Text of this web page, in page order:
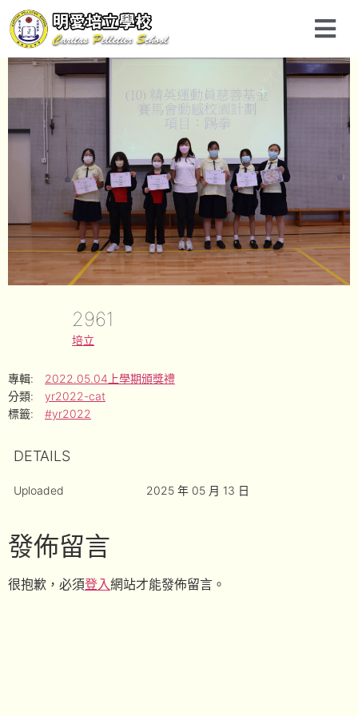
2961
培立
專輯:
2022.05.04上學期頒獎禮
分類:
yr2022-cat
標籤:
#yr2022
DETAILS
Uploaded 2025 年 05 月 13 日
發佈留言
很抱歉，必須登入網站才能發佈留言。